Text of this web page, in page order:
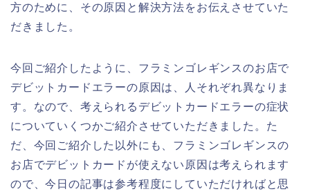
方のために、その原因と解決方法をお伝えさせていた
だきました。
今回ご紹介したように、フラミンゴレギンスのお店で
デビットカードエラーの原因は、人それぞれ異なりま
す。なので、考えられるデビットカードエラーの症状
についていくつかご紹介させていただきました。た
だ、今回ご紹介した以外にも、フラミンゴレギンスの
お店でデビットカードが使えない原因は考えられます
ので、今日の記事は参考程度にしていただければと思